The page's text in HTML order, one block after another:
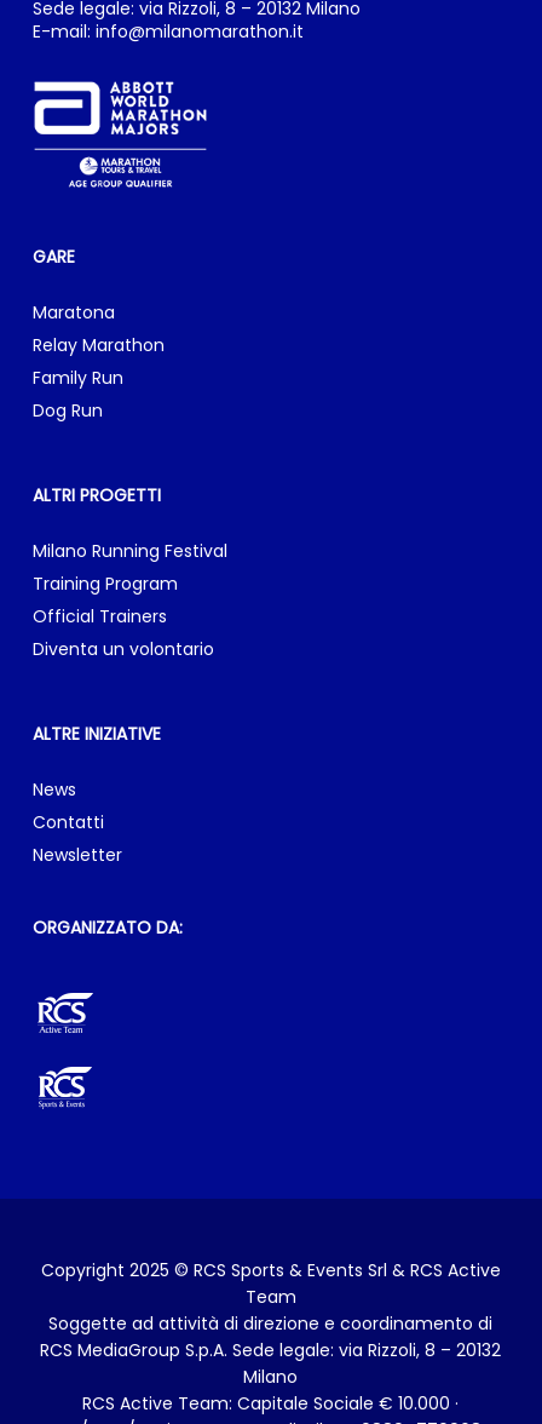
Sede legale: via Rizzoli, 8 – 20132 Milano
E-mail: info@milanomarathon.it
GARE
Maratona
Relay Marathon
Family Run
Dog Run
ALTRI PROGETTI
Milano Running Festival
Training Program
Official Trainers
Diventa un volontario
ALTRE INIZIATIVE
News
Contatti
Newsletter
ORGANIZZATO DA:
Copyright 2025 © RCS Sports & Events Srl & RCS Active
Team
Soggette ad attività di direzione e coordinamento di
RCS MediaGroup S.p.A. Sede legale: via Rizzoli, 8 – 20132
Milano
RCS Active Team: Capitale Sociale € 10.000 ·